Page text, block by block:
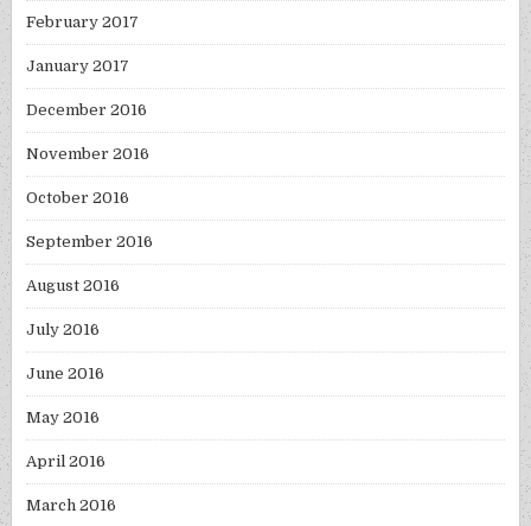
February 2017
January 2017
December 2016
November 2016
October 2016
September 2016
August 2016
July 2016
June 2016
May 2016
April 2016
March 2016